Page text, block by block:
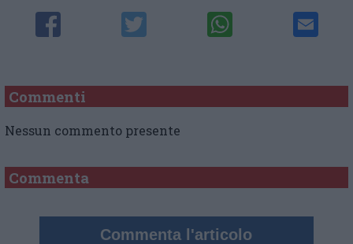
Commenti
Nessun commento presente
Commenta
Commenta l'articolo